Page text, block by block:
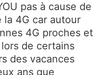
pas à cause de
la 4G car autour
4G proches et
de certains
des vacances
ans que